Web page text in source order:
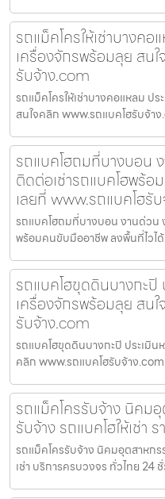
รถแม็คโครให้เช่าบางค
เครื่องจักรพร้อมลุย สน
รับจ้าง.com
รถแม็คโครให้เช่าบางคอแหลม ป
สนใจคลิก www.รถแบคโฮรับจ้า
รถแบคโฮถมที่บางบอน
ติดต่อเช่ารถแบคโฮพร้
เลยที่ www.รถแบคโฮรั
รถแบคโฮถมที่บางบอน งานด่วน
พร้อมคนขับมืออาชีพ ลงพื้นที่ไวไ
รถแบคโฮขุดดินบางกะปิ
เครื่องจักรพร้อมลุย สน
รับจ้าง.com
รถแบคโฮขุดดินบางกะปิ ประเมิน
คลิก www.รถแบคโฮรับจ้าง
รถแม็คโครรับจ้าง นิคม
รับจ้าง รถแบคโฮให้เช่า
รถแม็คโครรับจ้าง นิคมอุตสาหก
เช่า บริการครบวงจร ทั่วไทย 24